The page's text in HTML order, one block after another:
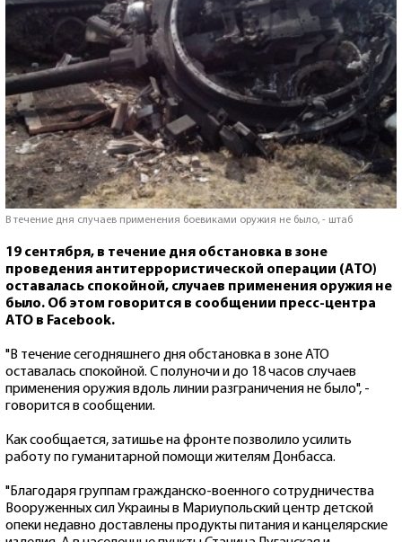
В течение дня случаев применения боевиками оружия не было, - штаб
19 сентября, в течение дня обстановка в зоне
проведения антитеррористической операции (АТО)
оставалась спокойной, случаев применения оружия не
было. Об этом говорится в сообщении пресс-центра
АТО в Facebook.
"В течение сегодняшнего дня обстановка в зоне АТО
оставалась спокойной. С полуночи и до 18 часов случаев
применения оружия вдоль линии разграничения не было", -
говорится в сообщении.
Как сообщается, затишье на фронте позволило усилить
работу по гуманитарной помощи жителям Донбасса.
"Благодаря группам гражданско-военного сотрудничества
Вооруженных сил Украины в Мариупольский центр детской
опеки недавно доставлены продукты питания и канцелярские